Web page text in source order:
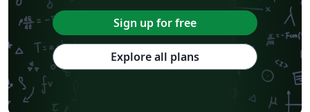
Sign up for free
Explore all plans